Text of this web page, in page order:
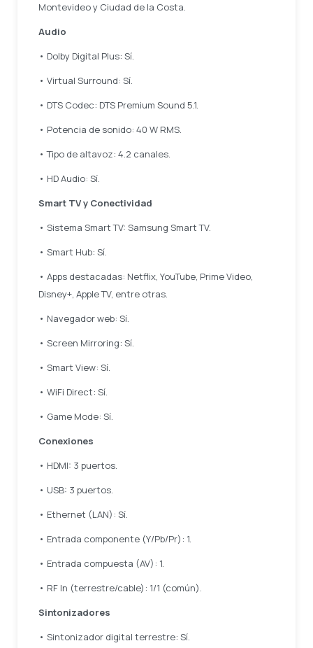
Montevideo y Ciudad de la Costa.
Audio
• Dolby Digital Plus: Sí.
• Virtual Surround: Sí.
• DTS Codec: DTS Premium Sound 5.1.
• Potencia de sonido: 40 W RMS.
• Tipo de altavoz: 4.2 canales.
• HD Audio: Sí.
Smart TV y Conectividad
• Sistema Smart TV: Samsung Smart TV.
• Smart Hub: Sí.
• Apps destacadas: Netflix, YouTube, Prime Video,
Disney+, Apple TV, entre otras.
• Navegador web: Sí.
• Screen Mirroring: Sí.
• Smart View: Sí.
• WiFi Direct: Sí.
• Game Mode: Sí.
Conexiones
• HDMI: 3 puertos.
• USB: 3 puertos.
• Ethernet (LAN): Sí.
• Entrada componente (Y/Pb/Pr): 1.
• Entrada compuesta (AV): 1.
• RF In (terrestre/cable): 1/1 (común).
Sintonizadores
• Sintonizador digital terrestre: Sí.